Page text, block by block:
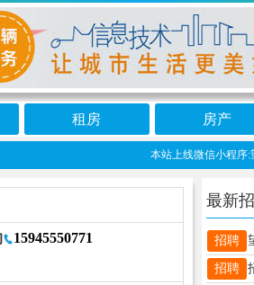
租房 房产
本站上线微信小程序:
15945550771
最新
招聘
招聘